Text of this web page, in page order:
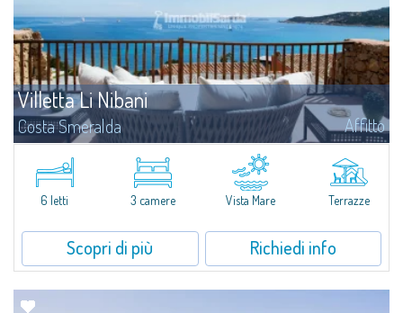
Villetta Li Nibani
Costa Smeralda Affitto
A pochi passi dalla Baia del Piccolo Pevero, Villetta Li Nibani si trova
all'interno di un tranquillo condominio con vista mozzafiato sul mare della
Costa Smeralda, in posizione strategica per raggiungere la spiaggia in...
6 letti 3 camere Vista Mare Terrazze
Scopri di più Richiedi info